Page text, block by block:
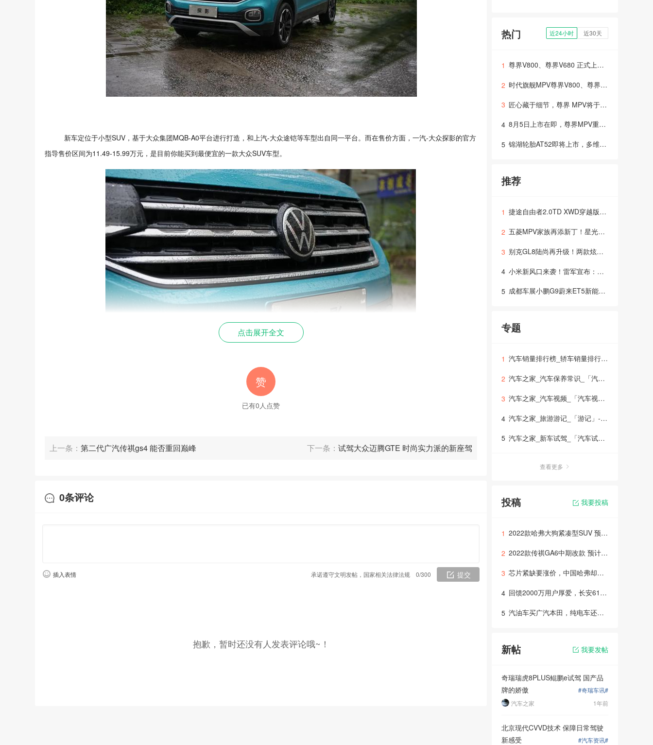
新车定位于小型SUV，基于大众集团MQB-A0平台进行打造，和上汽-大众途铠等车型出自同一平台。而在售价方面，一汽-大众探影的官方
指导售价区间为11.49-15.99万元，是目前你能买到最便宜的一款大众SUV车型。
点击展开全文
赞
已有0人点赞
上一条： 第二代广汽传祺gs4 能否重回巅峰 下一条： 试驾大众迈腾GTE 时尚实力派的新座驾
0条评论
插入表情 提交
承诺遵守文明发帖，国家相关法律法规 0/300
抱歉，暂时还没有人发表评论哦~！
热门 近24小时 近30天
1 尊界V800、尊界V680 正式上市，华为技术赋能重塑超豪华MPV价值标杆
2 时代旗舰MPV尊界V800、尊界V680上市，售价64.8万元起
3 匠心藏于细节，尊界 MPV将于8月5日正式上市
4 8月5日上市在即，尊界MPV重新定义超豪华出行体验？
5 锦湖轮胎AT52即将上市，多维度技术支撑全场景出行需求，打造全地形轮胎新选择
推荐
1 捷途自由者2.0TD XWD穿越版，燃爆上市！
2 五菱MPV家族再添新丁！星光730官图惊艳你的眼球，四季度上市，多种动力等你来选择！
3 别克GL8陆尚再升级！两款炫酷内饰配色登场，售价仅24.99万起
4 小米新风口来袭！雷军宣布：首款SUV YU7，6月26日震撼上市！
5 成都车展小鹏G9蔚来ET5新能源汽车的天下？
专题
1 汽车销量排行榜_轿车销量排行榜_suv销量排行榜_mpv销量排行榜_「销量排行榜」
2 汽车之家_汽车保养常识_「汽车保养」-车生活
3 汽车之家_汽车视频_「汽车视频大全」-车生活
4 汽车之家_旅游游记_「游记」-车生活
5 汽车之家_新车试驾_「汽车试驾」
查看更多
投稿 我要投稿
1 2022款哈弗大狗紧凑型SUV 预计2022年初上市
2 2022款传祺GA6中期改款 预计年底或明年初推出上市
3 芯片紧缺要涨价，中国哈弗却降价！618宠粉节错过就无了！
4 回馈2000万用户厚爱，长安618拼车节火热开启！
5 汽油车买广汽本田，纯电车还是选广汽本田！绎乐凭实力圈粉
新帖 我要发帖
奇瑞瑞虎8PLUS鲲鹏e试驾 国产品
牌的娇傲
#奇瑞车讯#
1年前
汽车之家
北京现代CVVD技术 保障日常驾驶
新感受
#汽车资讯#